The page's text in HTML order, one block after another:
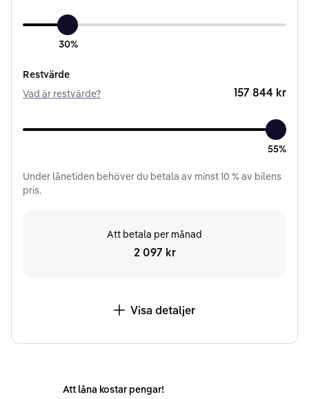
30%
Restvärde
Vad är restvärde?
157 844 kr
55%
Under lånetiden behöver du betala av minst10% av bilens
pris.
Att betala per månad
2 097 kr
Visa detaljer
Att låna kostar pengar!